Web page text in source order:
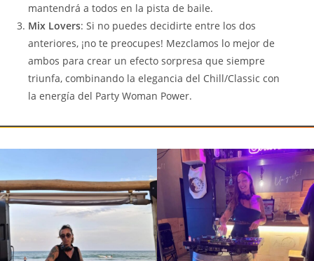
mantendrá a todos en la pista de baile.
Mix Lovers: Si no puedes decidirte entre los dos
anteriores, ¡no te preocupes! Mezclamos lo mejor de
ambos para crear un efecto sorpresa que siempre
triunfa, combinando la elegancia del Chill/Classic con
la energía del Party Woman Power.